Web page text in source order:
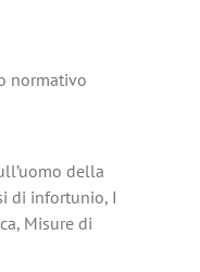
normativo
della
di infortunio, I
Misure di